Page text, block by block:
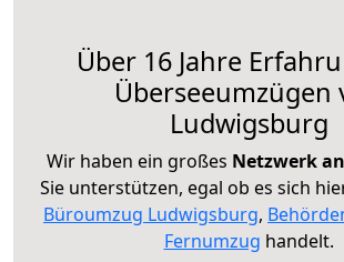
Über 16 Jahre
Überseeumzügen
Ludwigsburg
Wir haben ein großes Netzwerk
Sie unterstützen, egal ob es sich
Büroumzug Ludwigsburg,
Fernumzug handelt.